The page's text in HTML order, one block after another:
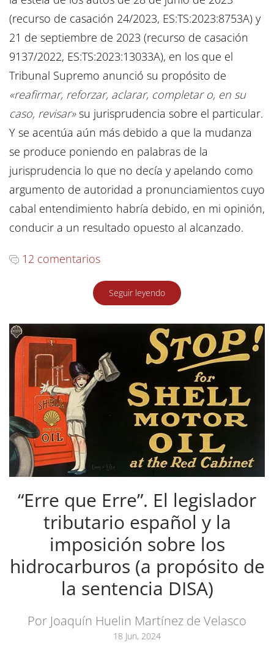
(recurso de casación 24/2023, ES:TS:2023:8753A) y
21 de septiembre de 2023 (recurso de casación
9137/2022, ES:TS:2023:13033A), en los que el
Tribunal Supremo anunció su propósito de
«reafirmar, reforzar, aclarar, completar o, en su
caso, revisar» su jurisprudencia sobre el particular.
Y se acentúa aún más debido a que la mudanza
se produce poniendo en palabras de la
jurisprudencia lo que no decía y apelando como
argumento de autoridad a pronunciamientos cuyo
cabal entendimiento habría debido, en mi opinión,
conducir a un resultado opuesto al alcanzado.
12 comentarios
Seguir leyendo
“Erre que Erre”. El legislador
tributario español y la
imposición sobre los
hidrocarburos (a propósito de
la sentencia DISA)
Por Joaquín Huelin Martínez de Velasco
18 Jun, 2024